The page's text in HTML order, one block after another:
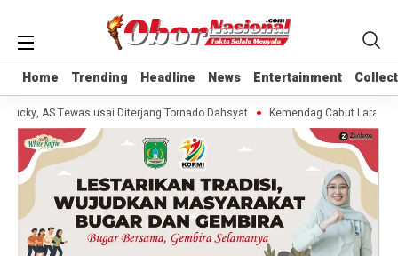
Home Trending Headline News Entertainment
Home Trending Headline News Entertainment
AS Tewas usai Diterjang Tornado Dahsyat Kemendag Cabut Larangan